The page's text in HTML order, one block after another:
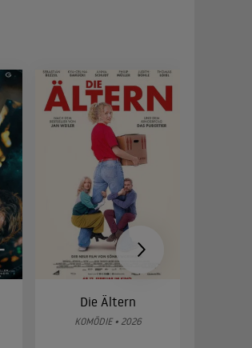
Die Ältern
KOMÖDIE • 2026